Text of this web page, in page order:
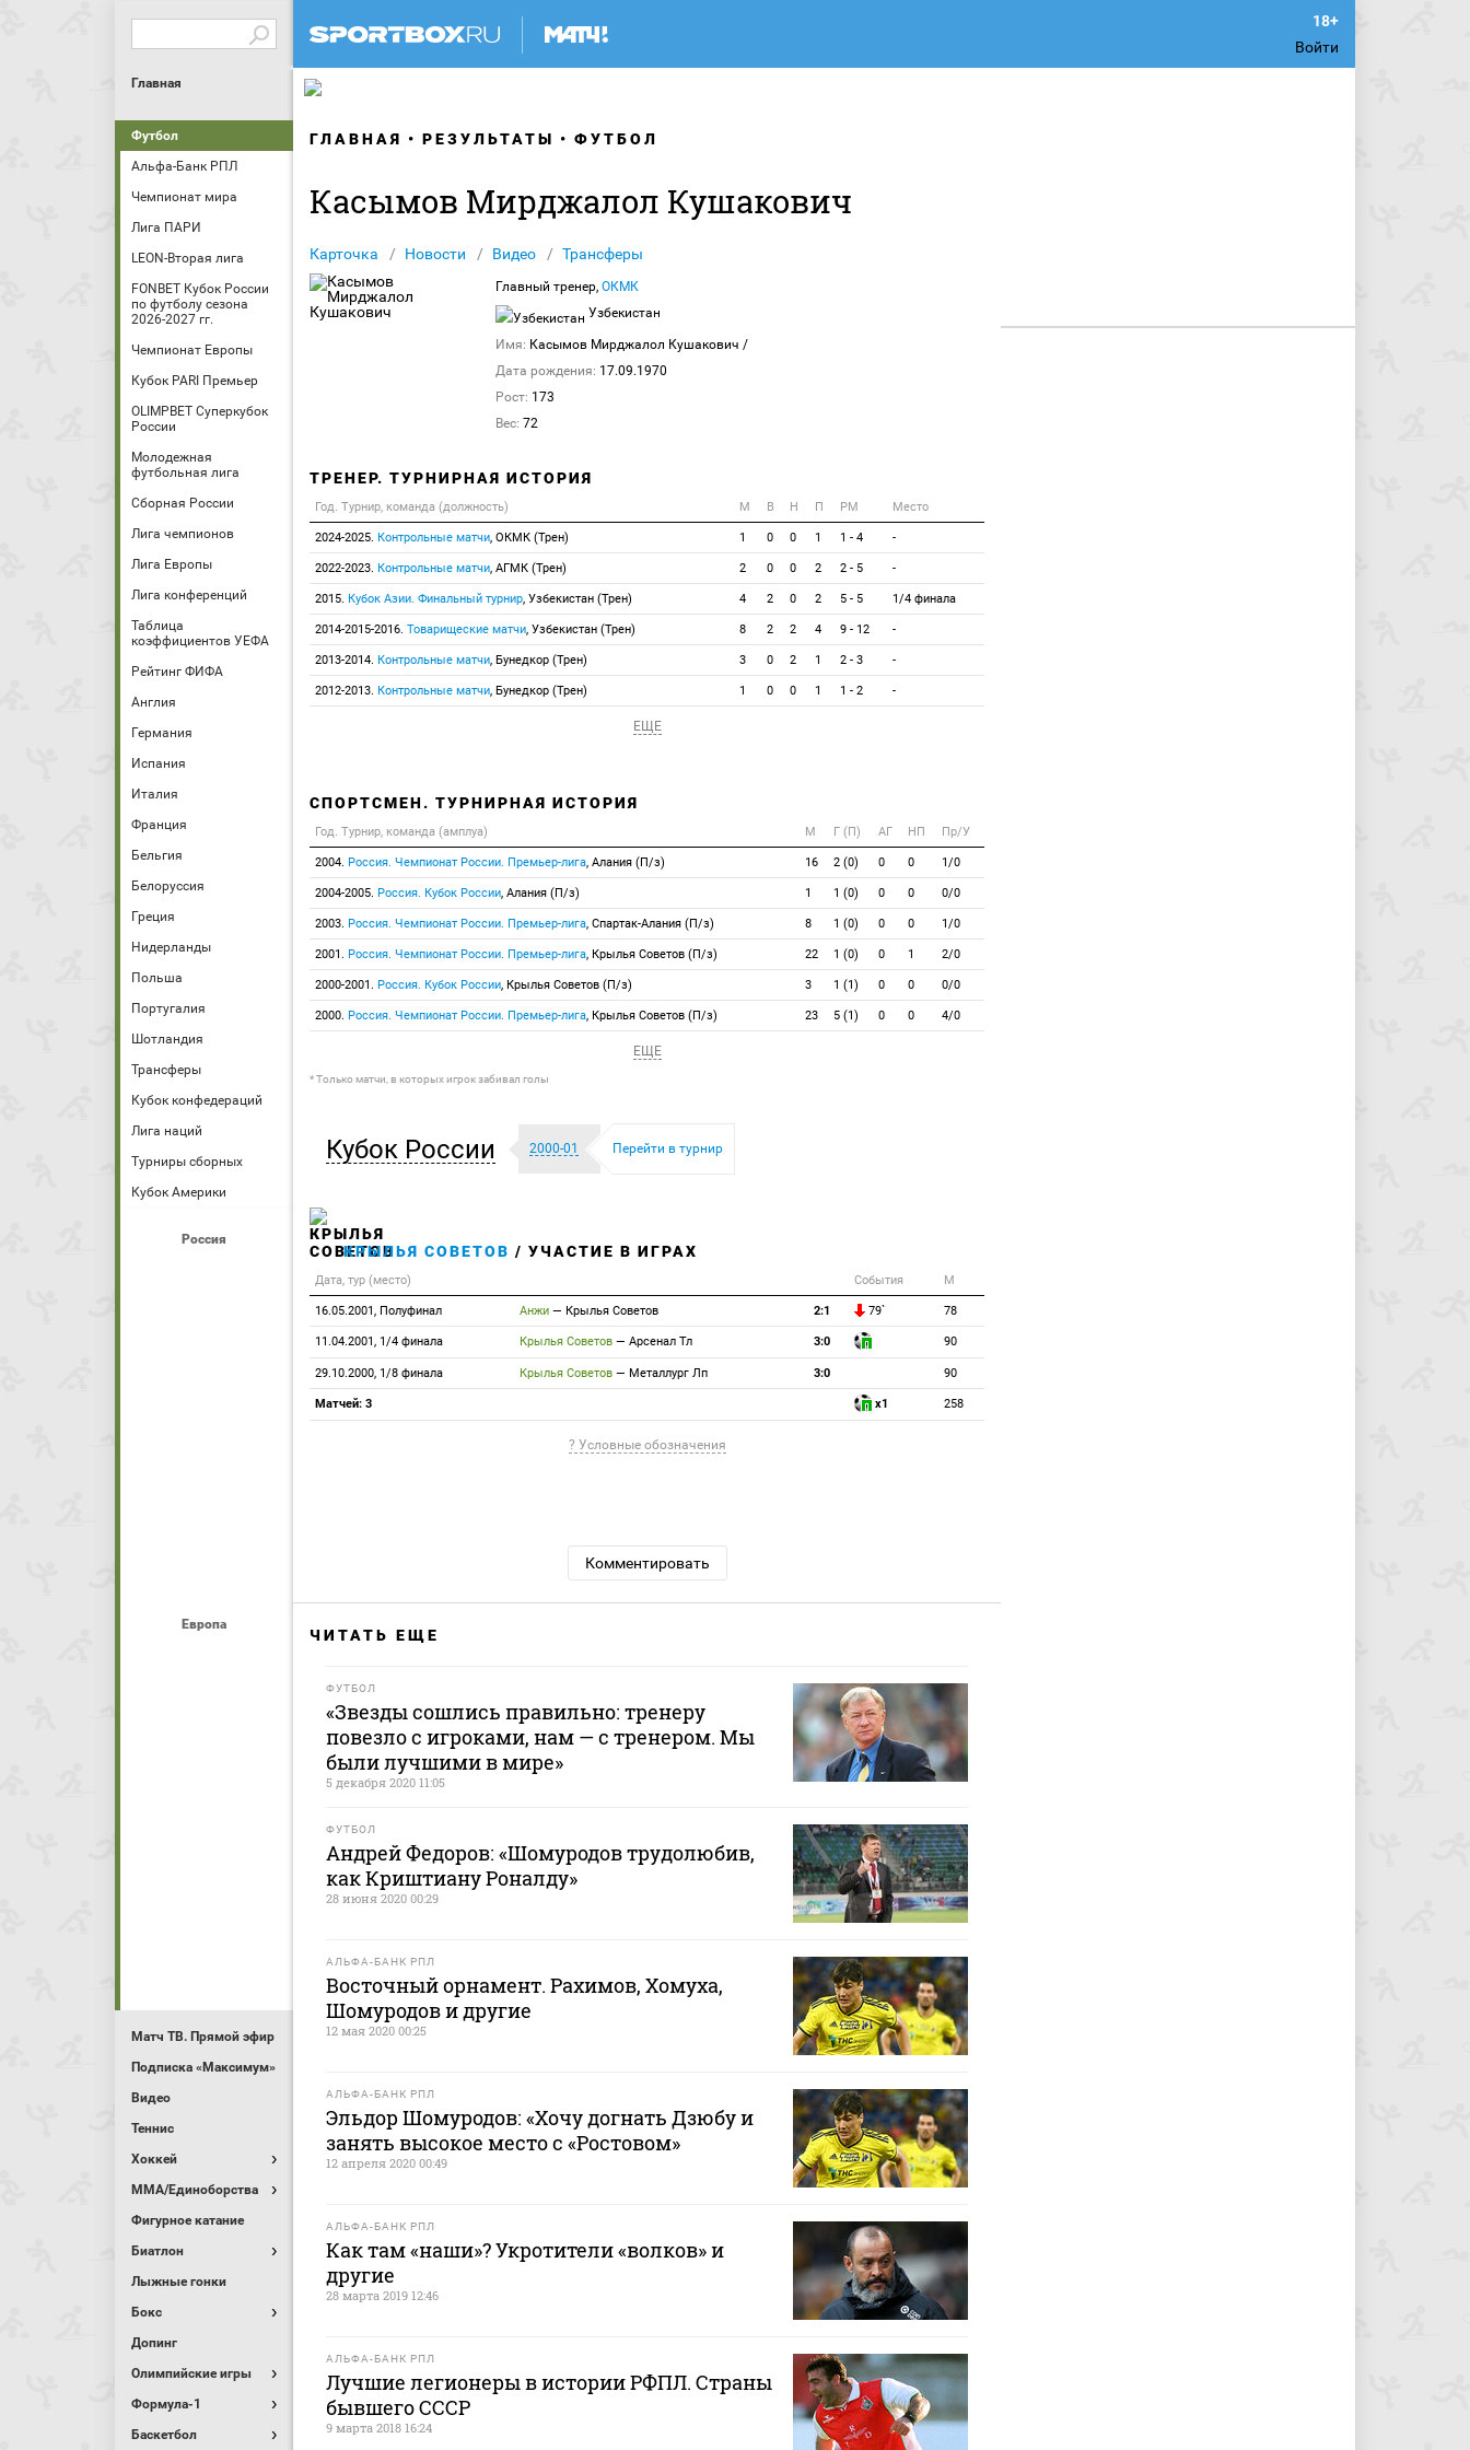
Войти
Главная
Футбол
Альфа-Банк РПЛ
Чемпионат мира
Лига ПАРИ
LEON-Вторая лига
FONBET Кубок России
по футболу сезона
2026-2027 гг.
Чемпионат Европы
Кубок PARI Премьер
OLIMPBET Суперкубок
России
Молодежная
футбольная лига
Сборная России
Лига чемпионов
Лига Европы
Лига конференций
Таблица
коэффициентов УЕФА
Рейтинг ФИФА
Англия
Германия
Испания
Италия
Франция
Бельгия
Белоруссия
Греция
Нидерланды
Польша
Португалия
Шотландия
Трансферы
Кубок конфедераций
Лига наций
Турниры сборных
Кубок Америки
Россия
Европа
Матч ТВ. Прямой эфир
Подписка «Максимум»
Видео
Теннис
Хоккей
MMA/Единоборства
Фигурное катание
Биатлон
Лыжные гонки
Бокс
Допинг
Олимпийские игры
Формула-1
Баскетбол
ГЛАВНАЯ РЕЗУЛЬТАТЫ ФУТБОЛ
Касымов Мирджалол Кушакович
Карточка Новости Видео Трансферы
Главный тренер, ОКМК
Узбекистан
Имя: Касымов Мирджалол Кушакович /
Дата рождения: 17.09.1970
Рост: 173
Вес: 72
ТРЕНЕР. ТУРНИРНАЯ ИСТОРИЯ
Год. Турнир, команда (должность) М В Н П РМ Место
2024-2025. Контрольные матчи, ОКМК (Трен) 1 0 0 1 1 - 4 -
2022-2023. Контрольные матчи, АГМК (Трен) 2 0 0 2 2 - 5 -
2015. Кубок Азии. Финальный турнир, Узбекистан (Трен) 4 2 0 2 5 - 5 1/4 финала
2014-2015-2016. Товарищеские матчи, Узбекистан (Трен) 8 2 2 4 9 - 12 -
2013-2014. Контрольные матчи, Бунедкор (Трен) 3 0 2 1 2 - 3 -
2012-2013. Контрольные матчи, Бунедкор (Трен) 1 0 0 1 1 - 2 -
ЕЩЕ
СПОРТСМЕН. ТУРНИРНАЯ ИСТОРИЯ
Год. Турнир, команда (амплуа) М Г (П) АГ НП Пр/У
2004. Россия. Чемпионат России. Премьер-лига, Алания (П/з) 16 2 (0) 0 0 1/0
2004-2005. Россия. Кубок России, Алания (П/з) 1 1 (0) 0 0 0/0
2003. Россия. Чемпионат России. Премьер-лига, Спартак-Алания (П/з) 8 1 (0) 0 0 1/0
2001. Россия. Чемпионат России. Премьер-лига, Крылья Советов (П/з) 22 1 (0) 0 1 2/0
2000-2001. Россия. Кубок России, Крылья Советов (П/з) 3 1 (1) 0 0 0/0
2000. Россия. Чемпионат России. Премьер-лига, Крылья Советов (П/з) 23 5 (1) 0 0 4/0
ЕЩЕ
* Только матчи, в которых игрок забивал голы
Кубок России 2000-01 Перейти в турнир
КРЫЛЬЯ СОВЕТОВ / УЧАСТИЕ В ИГРАХ
Дата, тур (место) События М
16.05.2001, Полуфинал Анжи — Крылья Советов 2:1 79` 78
11.04.2001, 1/4 финала Крылья Советов — Арсенал Тл 3:0 90
29.10.2000, 1/8 финала Крылья Советов — Металлург Лп 3:0 90
Матчей: 3 x1 258
? Условные обозначения
Комментировать
ЧИТАТЬ ЕЩЕ
ФУТБОЛ
«Звезды сошлись правильно: тренеру
повезло с игроками, нам — с тренером. Мы
были лучшими в мире»
5 декабря 2020 11:05
ФУТБОЛ
Андрей Федоров: «Шомуродов трудолюбив,
как Криштиану Роналду»
28 июня 2020 00:29
АЛЬФА-БАНК РПЛ
Восточный орнамент. Рахимов, Хомуха,
Шомуродов и другие
12 мая 2020 00:25
АЛЬФА-БАНК РПЛ
Эльдор Шомуродов: «Хочу догнать Дзюбу и
занять высокое место с «Ростовом»
12 апреля 2020 00:49
АЛЬФА-БАНК РПЛ
Как там «наши»? Укротители «волков» и
другие
28 марта 2019 12:46
АЛЬФА-БАНК РПЛ
Лучшие легионеры в истории РФПЛ. Страны
бывшего СССР
9 марта 2018 16:24